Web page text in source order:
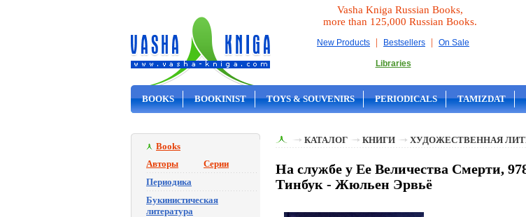
Vasha Kniga Russian Books,
more than 125,000 Russian Books.
New Products | Bestsellers | On Sale
Libraries
BOOKS BOOKINIST TOYS & SOUVENIRS PERIODICALS TAMIZDAT
Books
Авторы
Серии
Периодика
Букинистическая
литература
КАТАЛОГ КНИГИ ХУДОЖЕСТВЕННАЯ
На службе у Ее Величества Смерти,
Тинбук - Жюльен Эрвьё